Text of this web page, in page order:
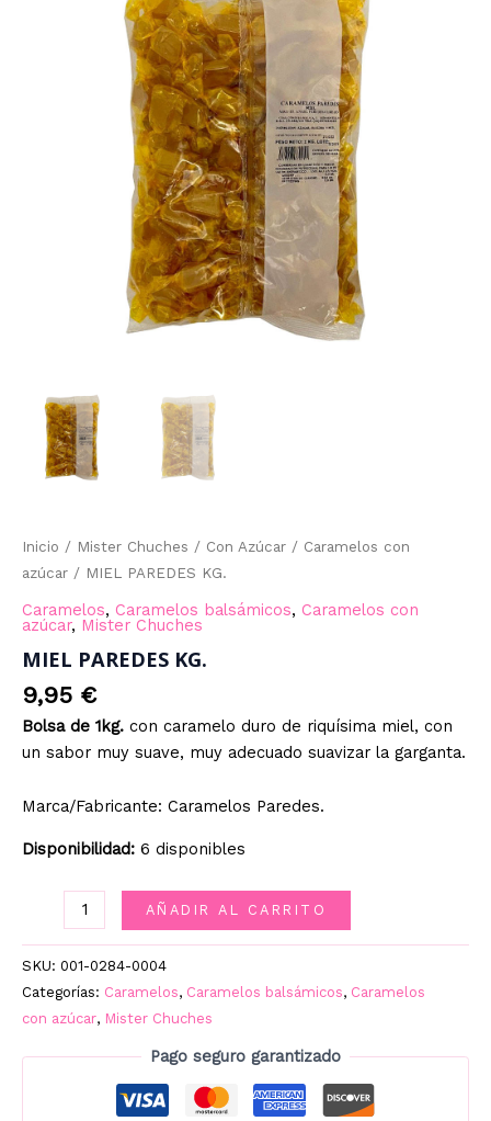
Inicio / Mister Chuches / Con Azúcar / Caramelos con
azúcar / MIEL PAREDES KG.
Caramelos, Caramelos balsámicos, Caramelos con
azúcar, Mister Chuches
MIEL PAREDES KG.
9,95 €
Bolsa de 1kg. con caramelo duro de riquísima miel, con
un sabor muy suave, muy adecuado suavizar la garganta.
Marca/Fabricante: Caramelos Paredes.
Disponibilidad: 6 disponibles
PAREDES
cantidad
AÑADIR AL CARRITO
SKU: 001-0284-0004
Categorías: Caramelos, Caramelos balsámicos, Caramelos
con azúcar, Mister Chuches
Pago seguro garantizado